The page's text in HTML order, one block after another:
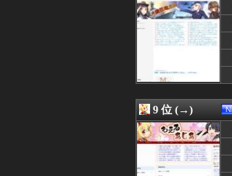
08/08 17:06
08/08 17:04
08/08 17:03
08/08 17:02
08/08 17:00
08/08 17:00
08/08 17:00
08/08 16:55
08/08 16:52
08/08 16:39
08/08 16:39
08/08 16:38
9 位 (→)